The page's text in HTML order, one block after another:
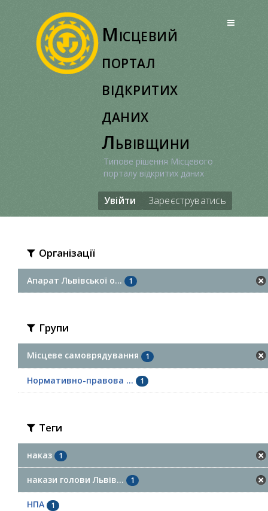
Місцевий
портал
відкритих
даних
Львівщини
Типове рішення Місцевого
порталу відкритих даних
Увійти Зареєструватись
Організації
Апарат Львівської о... 1
Групи
Місцеве самоврядування 1
Нормативно-правова ... 1
Теги
наказ 1
накази голови Львів... 1
НПА 1